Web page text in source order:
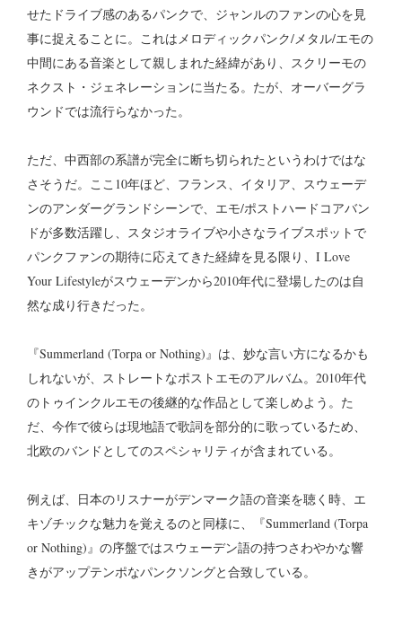
せたドライブ感のあるパンクで、ジャンルのファンの心を見
事に捉えることに。これはメロディックパンク/メタル/エモの
中間にある音楽として親しまれた経緯があり、スクリーモの
ネクスト・ジェネレーションに当たる。たが、オーバーグラ
ウンドでは流行らなかった。
ただ、中西部の系譜が完全に断ち切られたというわけではな
さそうだ。ここ10年ほど、フランス、イタリア、スウェーデ
ンのアンダーグランドシーンで、エモ/ポストハードコアバン
ドが多数活躍し、スタジオライブや小さなライブスポットで
パンクファンの期待に応えてきた経緯を見る限り、I Love
Your Lifestyleがスウェーデンから2010年代に登場したのは自
然な成り行きだった。
『Summerland (Torpa or Nothing)』は、妙な言い方になるかも
しれないが、ストレートなポストエモのアルバム。2010年代
のトゥインクルエモの後継的な作品として楽しめよう。た
だ、今作で彼らは現地語で歌詞を部分的に歌っているため、
北欧のバンドとしてのスペシャリティが含まれている。
例えば、日本のリスナーがデンマーク語の音楽を聴く時、エ
キゾチックな魅力を覚えるのと同様に、『Summerland (Torpa
or Nothing)』の序盤ではスウェーデン語の持つさわやかな響
きがアップテンポなパンクソングと合致している。